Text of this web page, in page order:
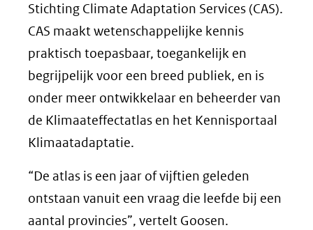
Stichting Climate Adaptation Services (CAS).
CAS maakt wetenschappelijke kennis
praktisch toepasbaar, toegankelijk en
begrijpelijk voor een breed publiek, en is
onder meer ontwikkelaar en beheerder van
de Klimaateffectatlas en het Kennisportaal
Klimaatadaptatie.
“De atlas is een jaar of vijftien geleden
ontstaan vanuit een vraag die leefde bij een
aantal provincies”, vertelt Goosen.